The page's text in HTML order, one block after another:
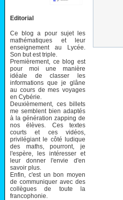
Editorial
Ce blog a pour sujet les
mathématiques et leur
enseignement au Lycée.
Son but est triple.
Premièrement, ce blog est
pour moi une manière
idéale de classer les
informations que je glâne
au cours de mes voyages
en Cybérie.
Deuxièmement, ces billets
me semblent bien adaptés
à la génération zapping de
nos élèves. Ces textes
courts et ces vidéos,
privilégiant le côté ludique
des maths, pourront, je
l'espère, les intéresser et
leur donner l'envie d'en
savoir plus.
Enfin, c'est un bon moyen
de communiquer avec des
collègues de toute la
francophonie.